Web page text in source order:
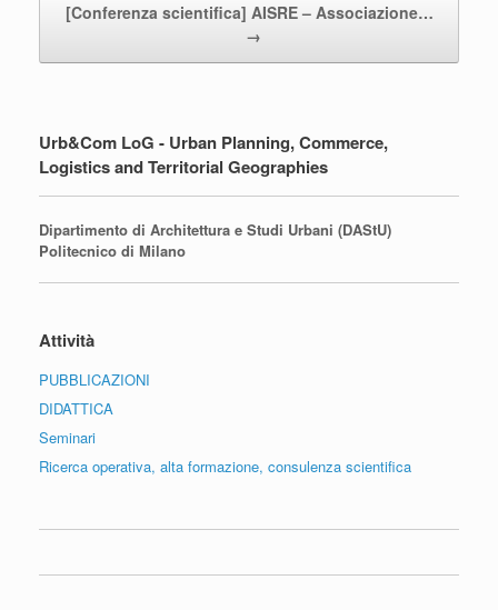
[Conferenza scientifica] AISRE – Associazione…
→
Urb&Com LoG - Urban Planning, Commerce,
Logistics and Territorial Geographies
Dipartimento di Architettura e Studi Urbani (DAStU)
Politecnico di Milano
Attività
PUBBLICAZIONI
DIDATTICA
Seminari
Ricerca operativa, alta formazione, consulenza scientifica